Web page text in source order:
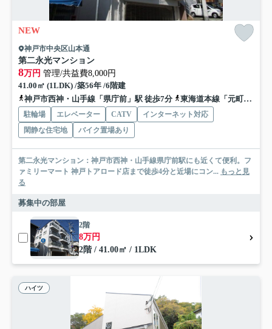
NEW
神戸市中央区山本通
第二永光マンション
8万円 管理/共益費8,000円
41.00㎡ (1LDK) /築56年 /6階建
神戸市西神・山手線「県庁前」駅 徒歩7分
東海道本線「元町」駅 徒歩10分
駐輪場 エレベーター CATV
インターネット対応
閑静な住宅地
バイク置場あり
第二永光マンション：神戸市西神・山手線県庁前駅にも近くて便利。フ
ァミリーマート 神戸トアロード店まで徒歩4分と近場にコン... もっと見
る
募集中の部屋
2階
8万円
2階 / 41.00㎡ / 1LDK
ハイツ